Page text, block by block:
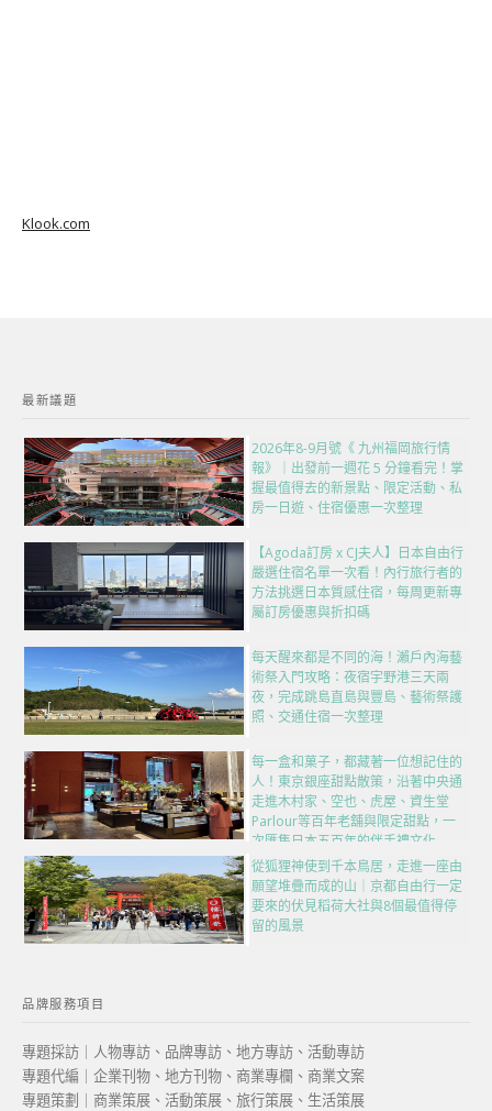
Klook.com
最新議題
2026年8-9月號《 九州福岡旅行情
報》｜出發前一週花 5 分鐘看完！掌
握最值得去的新景點、限定活動、私
房一日遊、住宿優惠一次整理
【Agoda訂房 x CJ夫人】日本自由行
嚴選住宿名單一次看！內行旅行者的
方法挑選日本質感住宿，每周更新專
屬訂房優惠與折扣碼
每天醒來都是不同的海！瀨戶內海藝
術祭入門攻略：夜宿宇野港三天兩
夜，完成跳島直島與豐島、藝術祭護
照、交通住宿一次整理
每一盒和菓子，都藏著一位想記住的
人！東京銀座甜點散策，沿著中央通
走進木村家、空也、虎屋、資生堂
Parlour等百年老舖與限定甜點，一
次匯集日本五百年的伴手禮文化
從狐狸神使到千本鳥居，走進一座由
願望堆疊而成的山｜京都自由行一定
要來的伏見稻荷大社與8個最值得停
留的風景
品牌服務項目
專題採訪｜人物專訪、品牌專訪、地方專訪、活動專訪
專題代編｜企業刊物、地方刊物、商業專欄、商業文案
專題策劃｜商業策展、活動策展、旅行策展、生活策展